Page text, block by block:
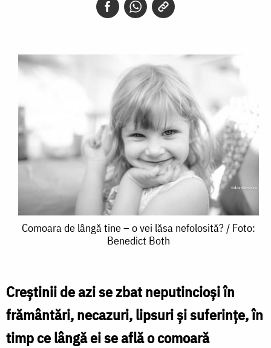
Comoara
tine
–
o
Comoara de lângă tine – o vei lăsa nefolosită? / Foto:
Benedict Both
Creștinii de azi se zbat neputincioși în
frământări, necazuri, lipsuri și suferințe, în
timp ce lângă ei se află o comoară